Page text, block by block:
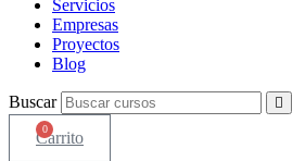
Servicios
Empresas
Proyectos
Blog
Buscar
0
Carrito